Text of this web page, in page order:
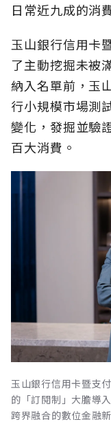
日常近九成的消
玉山銀行信用卡
了主動挖掘未被
納入名單前，玉
行小規模市場測
變化，發掘並驗
百大消費。
玉山銀行信用卡暨支
的「訂閱制」大膽導
跨界融合的數位金融